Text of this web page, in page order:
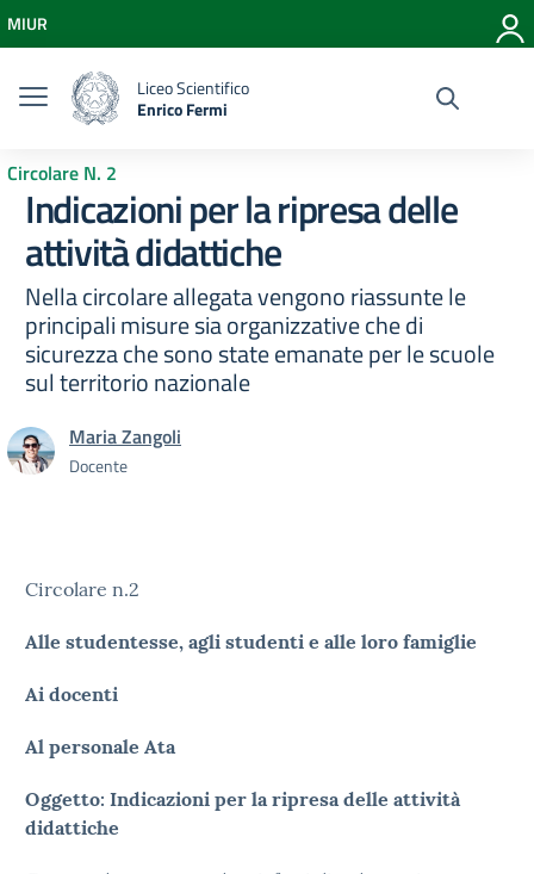
Vai al menu di navigazione
Vai al footer
MIUR
Liceo Scientifico
Enrico Fermi
Circolare N. 2
Indicazioni per la ripresa delle
attività didattiche
Nella circolare allegata vengono riassunte le
principali misure sia organizzative che di
sicurezza che sono state emanate per le scuole
sul territorio nazionale
Maria Zangoli
Docente
Circolare n.2
Alle studentesse, agli studenti e alle loro famiglie
Ai docenti
Al personale Ata
Oggetto: Indicazioni per la ripresa delle attività
didattiche